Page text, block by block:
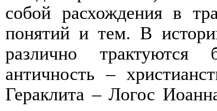
собой расхождения в
понятий и тем. В
различно трактуются
античность –
Гераклита – Логос